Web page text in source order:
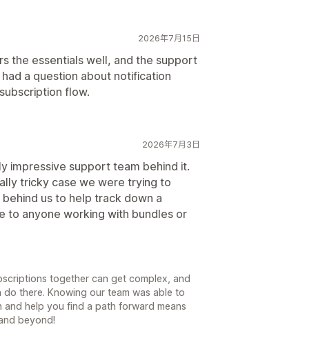
2026年7月15日
the essentials well, and the support
a question about notification
flow.
2026年7月3日
impressive support team behind it.
tricky case we were trying to
us to help track down a
to anyone working with bundles or
together can get complex, and
there. Knowing our team was able to
help you find a path forward means
beyond!